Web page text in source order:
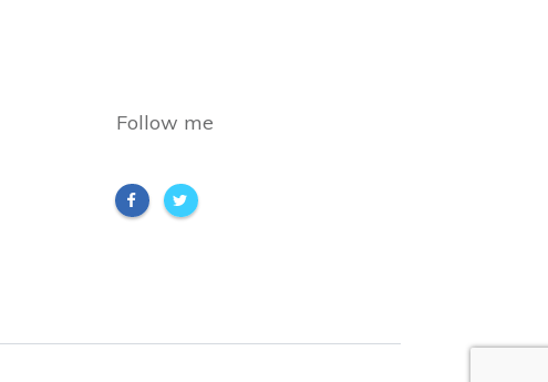
Follow me